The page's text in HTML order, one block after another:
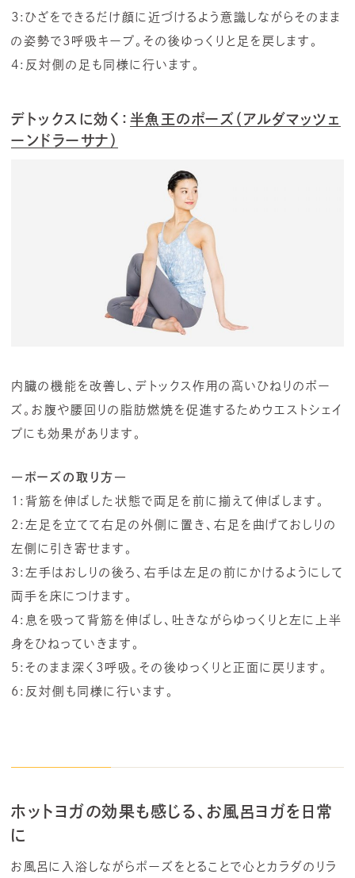
3:ひざをできるだけ顔に近づけるよう意識しながらそのまま
の姿勢で3呼吸キープ。その後ゆっくりと足を戻します。
4:反対側の足も同様に行います。
デトックスに効く： 半魚王のポーズ（アルダマッツェ
ーンドラーサナ）
内臓の機能を改善し、デトックス作用の高いひねりのポー
ズ。お腹や腰回りの脂肪燃焼を促進するためウエストシェイ
プにも効果があります。
―ポーズの取り方―
1:背筋を伸ばした状態で両足を前に揃えて伸ばします。
2:左足を立てて右足の外側に置き、右足を曲げておしりの
左側に引き寄せます。
3:左手はおしりの後ろ、右手は左足の前にかけるようにして
両手を床につけます。
4:息を吸って背筋を伸ばし、吐きながらゆっくりと左に上半
身をひねっていきます。
5:そのまま深く3呼吸。その後ゆっくりと正面に戻ります。
6:反対側も同様に行います。
ホットヨガの効果も感じる、お風呂ヨガを日常
に
お風呂に入浴しながらポーズをとることで心とカラダのリラ